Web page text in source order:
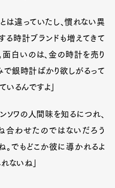
は違っていたし、慣れない異
る時計ブランドも増えてきて
面白いのは、金の時計を売り
で銀時計ばかり欲しがるって
るんですよ」
ソワの人間味を知るにつれ、
合わせたのではないだろう
。でもどこか彼に導かれるよ
ないね」